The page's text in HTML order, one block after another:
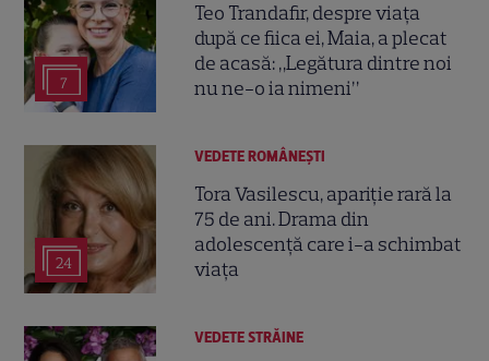
7
Teo Trandafir, despre viața
după ce fiica ei, Maia, a plecat
de acasă: „Legătura dintre noi
nu ne-o ia nimeni”
24
VEDETE ROMÂNEŞTI
Tora Vasilescu, apariție rară la
75 de ani. Drama din
adolescență care i-a schimbat
viața
VEDETE STRĂINE